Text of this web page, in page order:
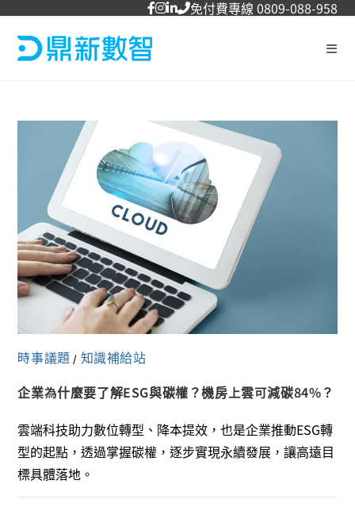
免付費專線 0809-088-958
時事議題 / 知識補給站
企業為什麼要了解ESG與碳權？機房上雲可減碳84%？
雲端科技助力數位轉型、降本提效，也是企業推動ESG轉
型的起點，透過掌握碳權，逐步實現永續發展，讓高遠目
標具體落地。